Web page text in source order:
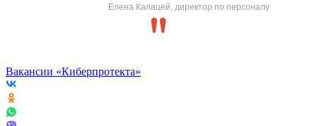
Елена Калацей, директор по персоналу
Вакансии «Киберпротекта»